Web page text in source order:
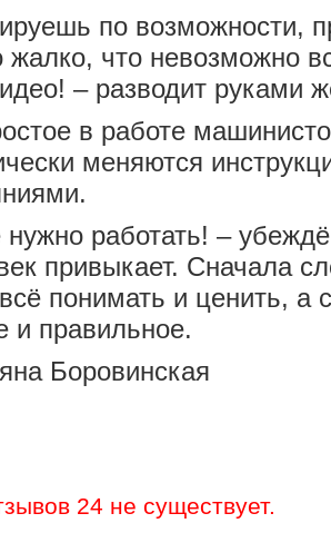
по возможности,
что невозможно
– разводит руками
в работе
меняются
нужно работать! –
привыкает. Сначала
понимать и ценить, а
и правильное.
Боровинская
24 не существует.